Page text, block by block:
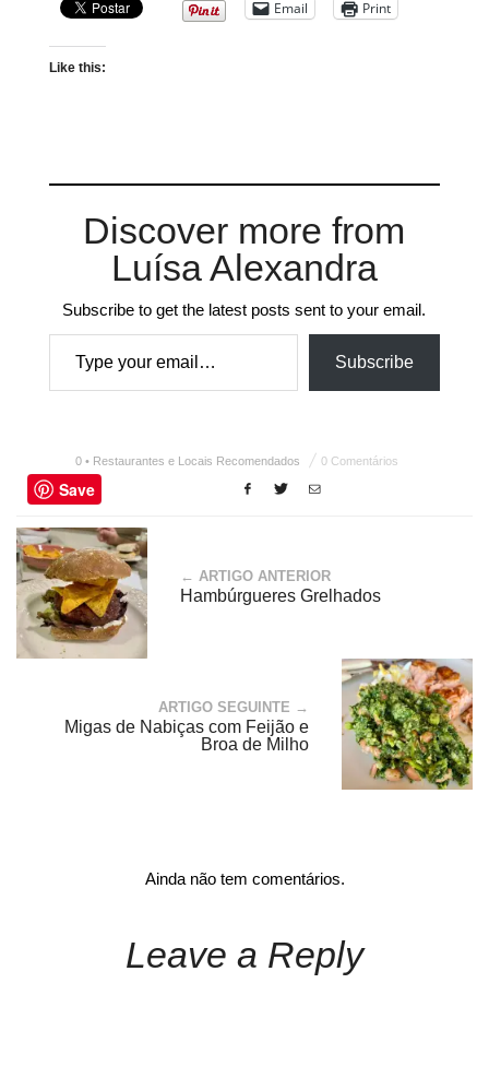
Email Print
Like this:
Discover more from
Luísa Alexandra
Subscribe to get the latest posts sent to your email.
Type your email…
Subscribe
0 • Restaurantes e Locais Recomendados 0 Comentários
Save
← ARTIGO ANTERIOR
Hambúrgueres Grelhados
ARTIGO SEGUINTE →
Migas de Nabiças com Feijão e
Broa de Milho
Ainda não tem comentários.
Leave a Reply